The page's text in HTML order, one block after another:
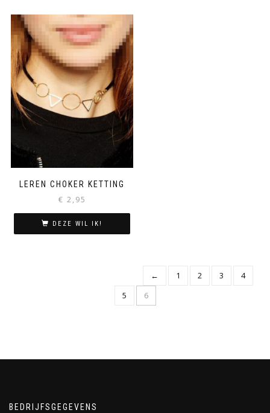
LEREN CHOKER KETTING
€ 2,95
DEZE WIL IK!
← 1 2 3
4
5
6
BEDRIJFSGEGEVENS